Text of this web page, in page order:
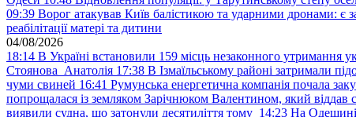
09:39 Ворог атакував Київ балістикою та ударними дронами: є
реабілітації матері та дитини
04/08/2026
18:14 В Україні встановили 159 місць незаконного утримання
Стоянова Анатолія 17:38 В Ізмаїльському районі затримали
чуми свиней 16:41 Румунська енергетична компанія почала
попрощалася із земляком Зарічнюком Валентином, який віддав
виявили судна, що затонули десятиліття тому 14:23 На Одещині